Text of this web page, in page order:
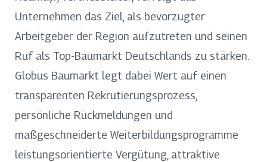
Unternehmen das Ziel, als bevorzugter
Arbeitgeber der Region aufzutreten und seinen
Ruf als Top-Baumarkt Deutschlands zu stärken.
Globus Baumarkt legt dabei Wert auf einen
transparenten Rekrutierungsprozess,
persönliche Rückmeldungen und
maßgeschneiderte Weiterbildungsprogramme
leistungsorientierte Vergütung, attraktive